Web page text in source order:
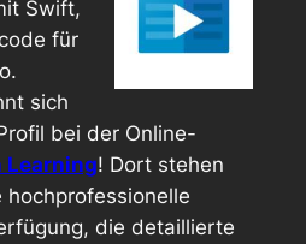
Swift,
für
sich
bei der Online-
Learning! Dort stehen
hochprofessionelle
die detaillierte